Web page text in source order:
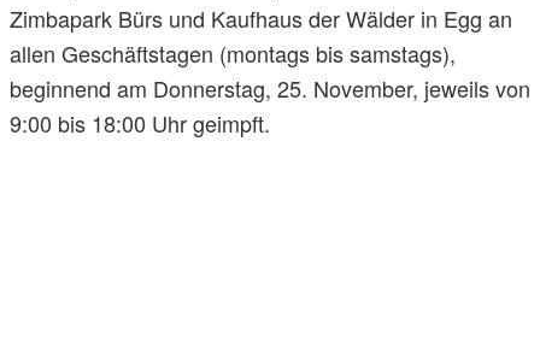
Zimbapark Bürs und Kaufhaus der Wälder in Egg an
allen Geschäftstagen (montags bis samstags),
beginnend am Donnerstag, 25. November, jeweils von
9:00 bis 18:00 Uhr geimpft.